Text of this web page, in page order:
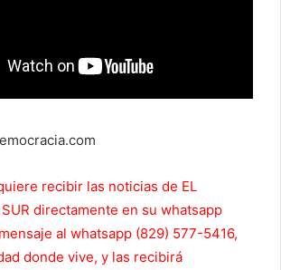
recibir las noticias de EL
SUR directamente en su whatsapp
al whatsapp (829) 577-5416,
donde vive, y las recibirá